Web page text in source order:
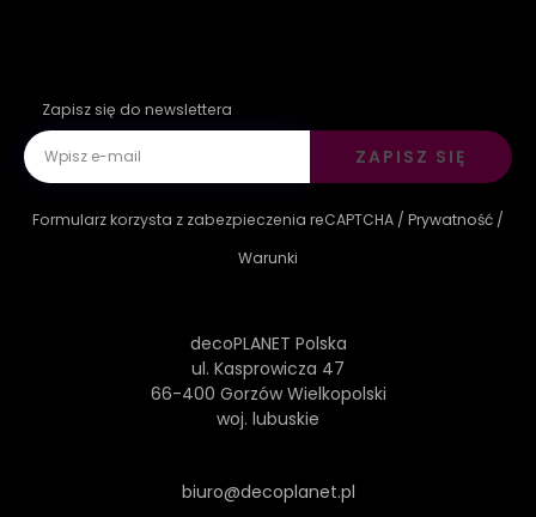
Zapisz się do newslettera
ZAPISZ SIĘ
Formularz korzysta z zabezpieczenia reCAPTCHA / Prywatność /
Warunki
decoPLANET Polska
ul. Kasprowicza 47
66-400 Gorzów Wielkopolski
woj. lubuskie
biuro@decoplanet.pl